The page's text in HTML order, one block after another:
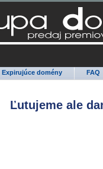
Expirujúce domény FAQ
Ľutujeme ale